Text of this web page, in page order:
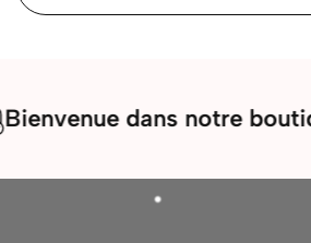
dans notre boutique